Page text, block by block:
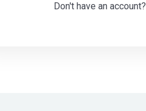
Don't have an account?